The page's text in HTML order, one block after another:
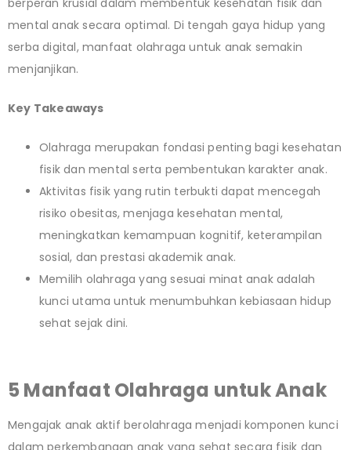
mental anak secara optimal. Di tengah gaya hidup yang
serba digital, manfaat olahraga untuk anak semakin
menjanjikan.
Key Takeaways
Olahraga merupakan fondasi penting bagi kesehatan
fisik dan mental serta pembentukan karakter anak.
Aktivitas fisik yang rutin terbukti dapat mencegah
risiko obesitas, menjaga kesehatan mental,
meningkatkan kemampuan kognitif, keterampilan
sosial, dan prestasi akademik anak.
Memilih olahraga yang sesuai minat anak adalah
kunci utama untuk menumbuhkan kebiasaan hidup
sehat sejak dini.
5 Manfaat Olahraga untuk Anak
Mengajak anak aktif berolahraga menjadi komponen kunci
dalam perkembangan anak yang sehat secara fisik dan